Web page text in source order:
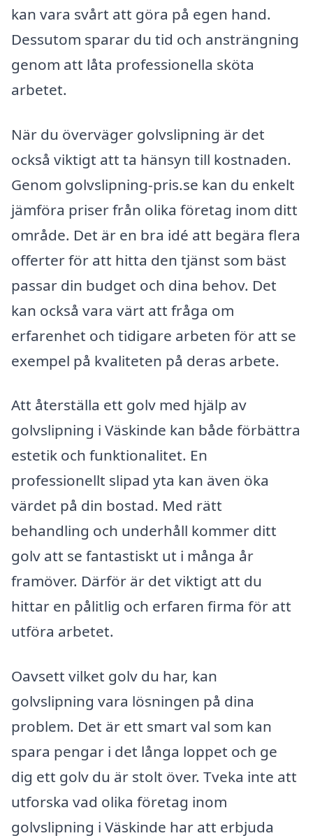
kan vara svårt att göra på egen hand.
Dessutom sparar du tid och ansträngning
genom att låta professionella sköta
arbetet.
När du överväger golvslipning är det
också viktigt att ta hänsyn till kostnaden.
Genom golvslipning-pris.se kan du enkelt
jämföra priser från olika företag inom ditt
område. Det är en bra idé att begära flera
offerter för att hitta den tjänst som bäst
passar din budget och dina behov. Det
kan också vara värt att fråga om
erfarenhet och tidigare arbeten för att se
exempel på kvaliteten på deras arbete.
Att återställa ett golv med hjälp av
golvslipning i Väskinde kan både förbättra
estetik och funktionalitet. En
professionellt slipad yta kan även öka
värdet på din bostad. Med rätt
behandling och underhåll kommer ditt
golv att se fantastiskt ut i många år
framöver. Därför är det viktigt att du
hittar en pålitlig och erfaren firma för att
utföra arbetet.
Oavsett vilket golv du har, kan
golvslipning vara lösningen på dina
problem. Det är ett smart val som kan
spara pengar i det långa loppet och ge
dig ett golv du är stolt över. Tveka inte att
utforska vad olika företag inom
golvslipning i Väskinde har att erbjuda